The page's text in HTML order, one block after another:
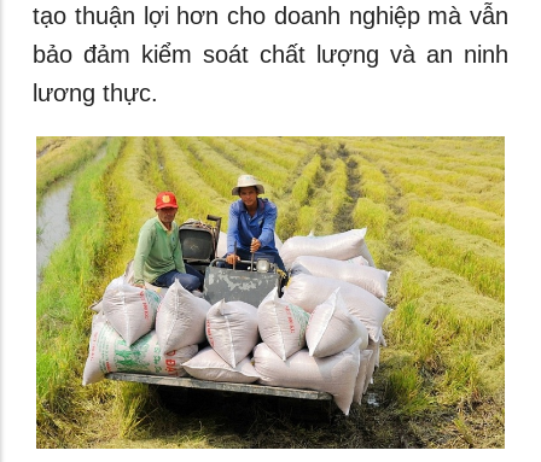
tạo thuận lợi hơn cho doanh nghiệp mà vẫn
bảo đảm kiểm soát chất lượng và an ninh
lương thực.